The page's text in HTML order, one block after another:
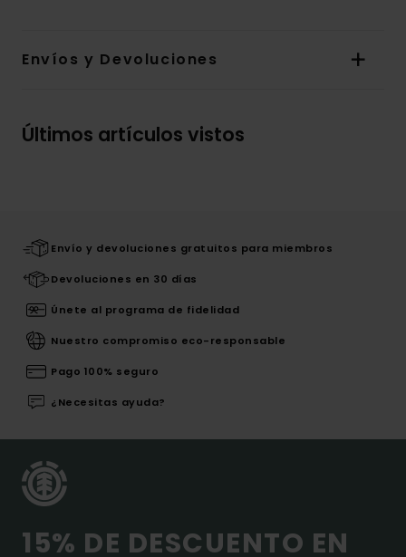
Envíos y Devoluciones
Últimos artículos vistos
Envío y devoluciones gratuitos para miembros
Devoluciones en 30 días
Únete al programa de fidelidad
Nuestro compromiso eco-responsable
Pago 100% seguro
¿Necesitas ayuda?
15% DE DESCUENTO EN